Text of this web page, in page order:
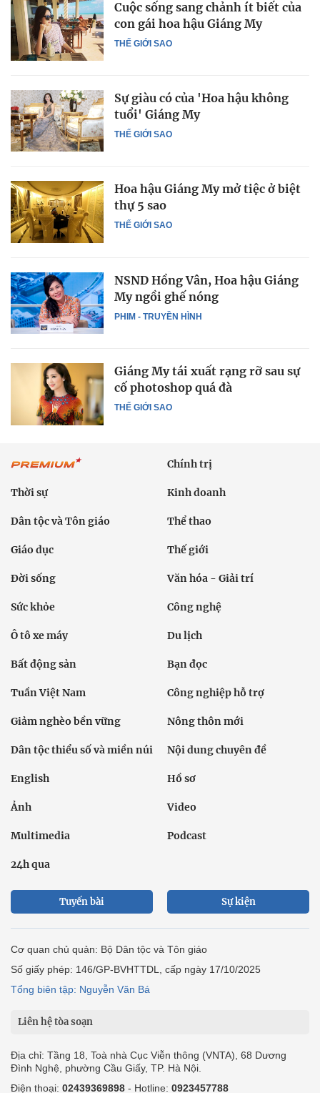
THẾ GIỚI SAO
Cuộc sống sang chảnh ít biết của
con gái hoa hậu Giáng My
THẾ GIỚI SAO
Sự giàu có của 'Hoa hậu không
tuổi' Giáng My
THẾ GIỚI SAO
Hoa hậu Giáng My mở tiệc ở biệt
thự 5 sao
PHIM - TRUYỀN HÌNH
NSND Hồng Vân, Hoa hậu Giáng
My ngồi ghế nóng
THẾ GIỚI SAO
Giáng My tái xuất rạng rỡ sau sự
cố photoshop quá đà
Chính trị
Thời sự Kinh doanh
Dân tộc và Tôn giáo Thể thao
Giáo dục Thế giới
Đời sống Văn hóa - Giải trí
Sức khỏe Công nghệ
Ô tô xe máy Du lịch
Bất động sản Bạn đọc
Tuần Việt Nam Công nghiệp hỗ trợ
Giảm nghèo bền vững Nông thôn mới
Dân tộc thiểu số và miền núi Nội dung chuyên đề
English Hồ sơ
Ảnh Video
Multimedia Podcast
24h qua
Tuyến bài Sự kiện
Cơ quan chủ quản: Bộ Dân tộc và Tôn giáo
Số giấy phép: 146/GP-BVHTTDL, cấp ngày 17/10/2025
Tổng biên tập: Nguyễn Văn Bá
Liên hệ tòa soạn
Địa chỉ: Tầng 18, Toà nhà Cục Viễn thông (VNTA), 68 Dương
Đình Nghệ, phường Cầu Giấy, TP. Hà Nội.
Điện thoại: 02439369898 - Hotline: 0923457788